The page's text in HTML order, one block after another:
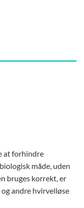
at forhindre
måde, uden
bruges korrekt, er
andre hvirvelløse